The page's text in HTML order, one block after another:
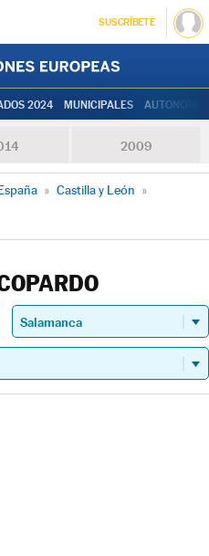
SUSCRÍBETE
2024 MUNICIPALES
2009
» Castilla y León »